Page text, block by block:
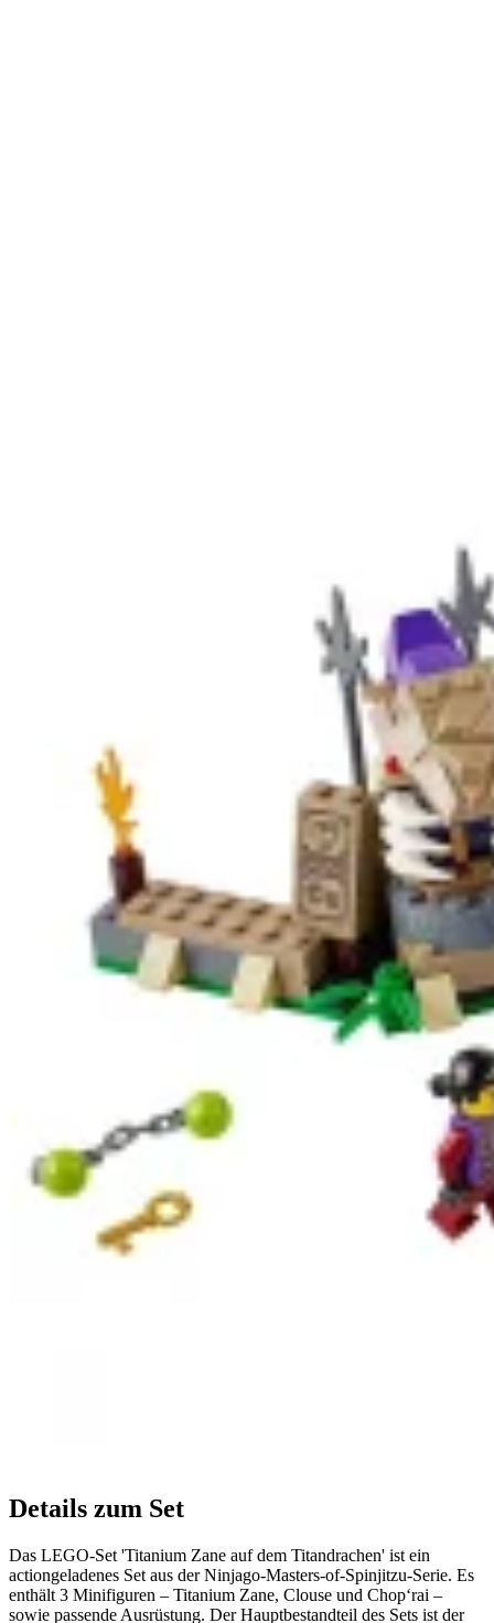
Details zum Set
Das LEGO-Set 'Titanium Zane auf dem Titandrachen' ist ein
actiongeladenes Set aus der Ninjago-Masters-of-Spinjitzu-Serie. Es
enthält 3 Minifiguren – Titanium Zane, Clouse und Chop‘rai –
sowie passende Ausrüstung. Der Hauptbestandteil des Sets ist der